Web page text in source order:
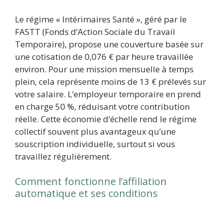
Le régime « Intérimaires Santé », géré par le
FASTT (Fonds d’Action Sociale du Travail
Temporaire), propose une couverture basée sur
une cotisation de 0,076 € par heure travaillée
environ. Pour une mission mensuelle à temps
plein, cela représente moins de 13 € prélevés sur
votre salaire. L’employeur temporaire en prend
en charge 50 %, réduisant votre contribution
réelle. Cette économie d’échelle rend le régime
collectif souvent plus avantageux qu’une
souscription individuelle, surtout si vous
travaillez régulièrement.
Comment fonctionne l’affiliation
automatique et ses conditions